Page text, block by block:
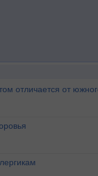
отличается от